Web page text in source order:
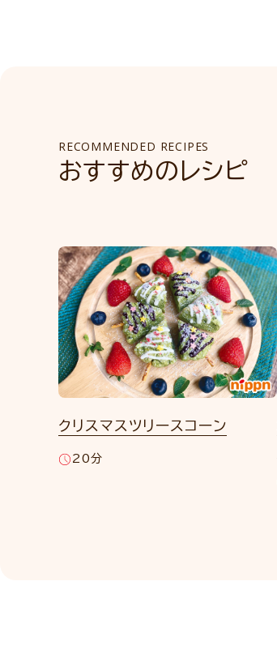
RECOMMENDED RECIPES
おすすめのレシピ
クリスマスツリースコーン
20分